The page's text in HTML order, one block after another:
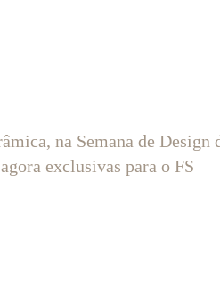
na Semana de Design
exclusivas para o FS